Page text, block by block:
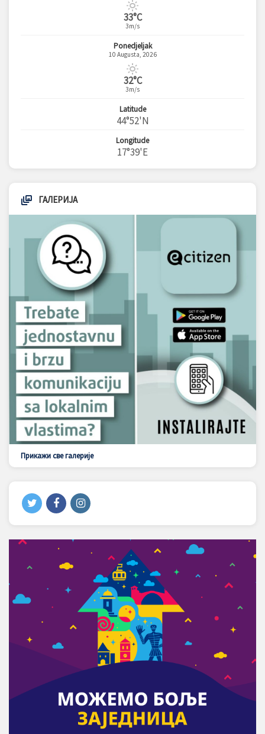
33°C
3m/s
Ponedjeljak
10 Augusta, 2026
32°C
3m/s
Latitude
44°52'N
Longitude
17°39'E
ГАЛЕРИЈА
Прикажи све галерије